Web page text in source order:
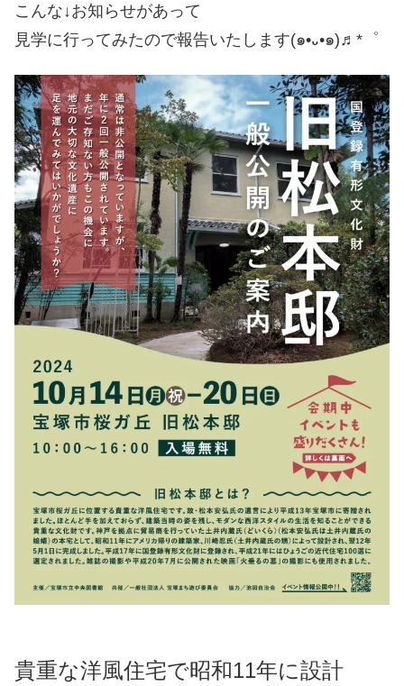
こんな↓お知らせがあって
見学に行ってみたので報告いたします(๑•᎑•๑)♬*゜
貴重な洋風住宅で昭和11年に設計